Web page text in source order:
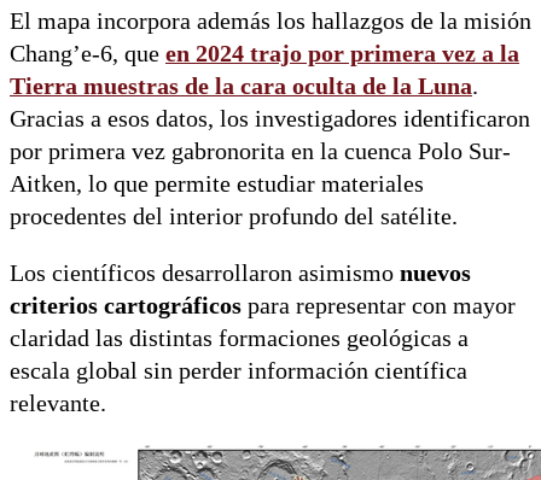
El mapa incorpora además los hallazgos de la misión
Chang’e-6, que en 2024 trajo por primera vez a la
Tierra muestras de la cara oculta de la Luna.
Gracias a esos datos, los investigadores identificaron
por primera vez gabronorita en la cuenca Polo Sur-
Aitken, lo que permite estudiar materiales
procedentes del interior profundo del satélite.
Los científicos desarrollaron asimismo nuevos
criterios cartográficos para representar con mayor
claridad las distintas formaciones geológicas a
escala global sin perder información científica
relevante.